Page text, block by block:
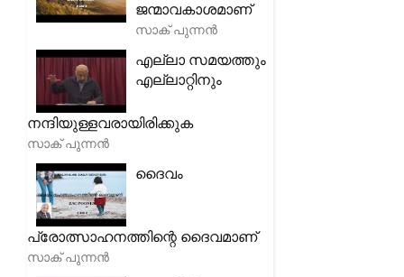
ജന്മാവകാശമാണ്
സാക് പുന്നൻ
എല്ലാ സമയത്തും
എല്ലാറ്റിനും
നന്ദിയുള്ളവരായിരിക്കുക
സാക് പുന്നൻ
ദൈവം
പ്രോത്സാഹനത്തിന്റെ ദൈവമാണ്
സാക് പുന്നൻ